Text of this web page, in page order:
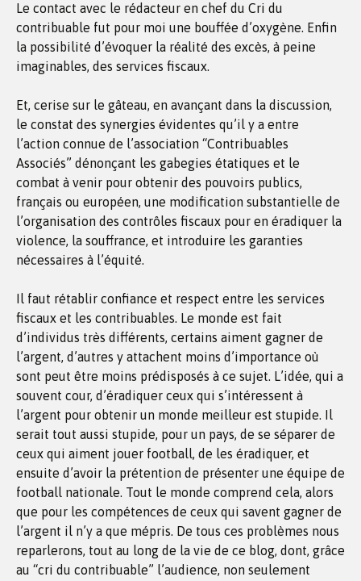
Le contact avec le rédacteur en chef du Cri du
contribuable fut pour moi une bouffée d’oxygène. Enfin
la possibilité d’évoquer la réalité des excès, à peine
imaginables, des services fiscaux.
Et, cerise sur le gâteau, en avançant dans la discussion,
le constat des synergies évidentes qu’il y a entre
l’action connue de l’association “Contribuables
Associés” dénonçant les gabegies étatiques et le
combat à venir pour obtenir des pouvoirs publics,
français ou européen, une modification substantielle de
l’organisation des contrôles fiscaux pour en éradiquer la
violence, la souffrance, et introduire les garanties
nécessaires à l’équité.
Il faut rétablir confiance et respect entre les services
fiscaux et les contribuables. Le monde est fait
d’individus très différents, certains aiment gagner de
l’argent, d’autres y attachent moins d’importance où
sont peut être moins prédisposés à ce sujet. L’idée, qui a
souvent cour, d’éradiquer ceux qui s’intéressent à
l’argent pour obtenir un monde meilleur est stupide. Il
serait tout aussi stupide, pour un pays, de se séparer de
ceux qui aiment jouer football, de les éradiquer, et
ensuite d’avoir la prétention de présenter une équipe de
football nationale. Tout le monde comprend cela, alors
que pour les compétences de ceux qui savent gagner de
l’argent il n’y a que mépris. De tous ces problèmes nous
reparlerons, tout au long de la vie de ce blog, dont, grâce
au “cri du contribuable” l’audience, non seulement